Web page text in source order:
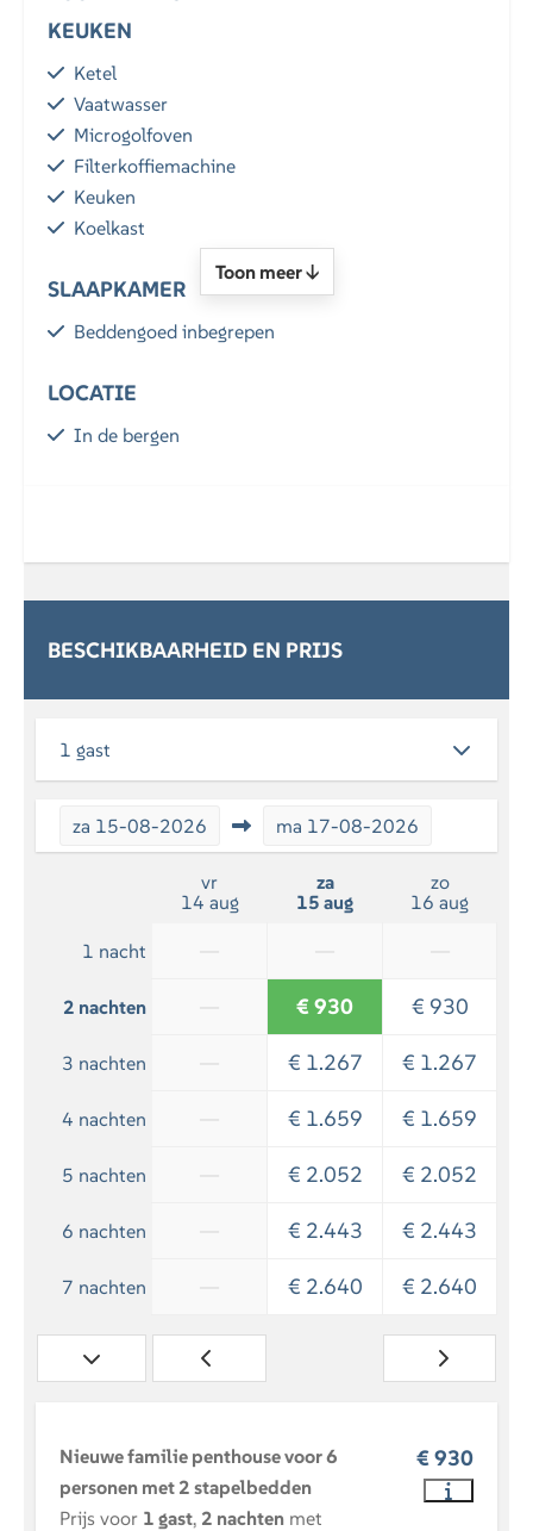
KEUKEN
Ketel
Vaatwasser
Microgolfoven
Filterkoffiemachine
Keuken
Koelkast
SLAAPKAMER
Beddengoed inbegrepen
LOCATIE
In de bergen
Speeltuin
Toegang tot openluchtzwembad
ALGEMEEN
Gratis Wi-Fi
Balkon / Terras
DIENSTEN
Badlakens
Douche
Toon meer ↓
BESCHIKBAARHEID EN PRIJS
1 gast
za 15-08-2026 ma 17-08-2026
vr
14 aug
za
15 aug
zo
16 aug
1 nacht
2 nachten € 930 € 930
3 nachten € 1.267 € 1.267
4 nachten € 1.659 € 1.659
5 nachten € 2.052 € 2.052
6 nachten € 2.443 € 2.443
7 nachten € 2.640 € 2.640
€ 930
Nieuwe familie penthouse voor 6
personen met 2 stapelbedden
Prijs voor 1 gast, 2 nachten met